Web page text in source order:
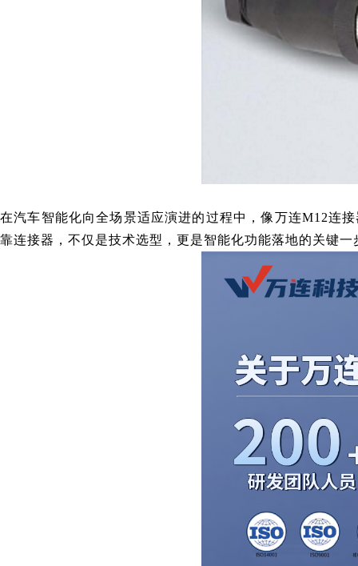
在汽车智能化向全场景适应演进的过程中，像万连M12连
靠连接器，不仅是技术选型，更是智能化功能落地的关键一